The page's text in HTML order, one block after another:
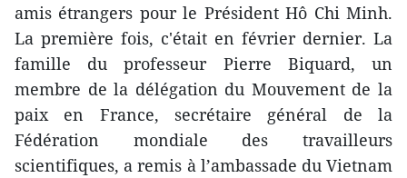
amis étrangers pour le ​Président Hô Chi Minh.
La première fois, c'était en février dernier. La
famille du professeur Pierre Biquard, un
membre de la délégation du Mouvement de la
paix en France, secrétaire général de la
Fédération mondiale des travailleurs
scientifiques, a remis à l’ambassade du Vietnam